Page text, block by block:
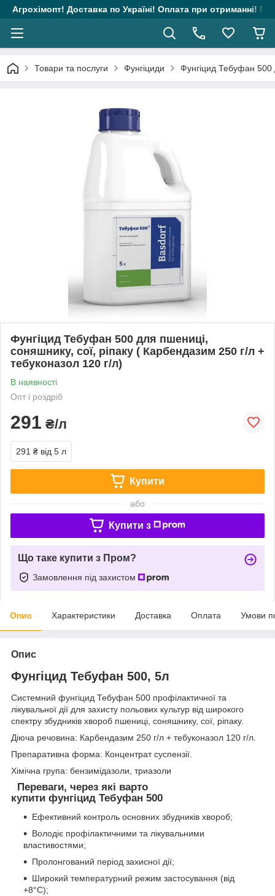
Агрохімопт! Доставка по Україні! Оплата при отриманні!
Товари та послуги Фунгіциди Фунгіцид Тебуфан 500
Фунгіцид Тебуфан 500 для пшениці,
соняшнику, сої, ріпаку ( Карбендазим 250 г/л +
тебуконазол 120 г/л)
В наявності
Опт і роздріб
291 ₴/л
291 ₴ від 5 л
Купити
або
Купити з
Що таке купити з Пром?
Замовлення під захистом
Опис Характеристики Доставка Оплата Умови
Опис
Фунгіцид Тебуфан 500, 5л
Системний фунгіцид Тебуфан 500 профілактичної та
лікувальної дії для захисту польових культур від широкого
спектру збудників хвороб пшениці, соняшнику, сої, ріпаку.
Діюча речовина: Карбендазим 250 г/л + тебуконазол 120 г/л.
Препаративна форма: Концентрат суспензії.
Хімічна група: бензимідазоли, триазоли
Переваги, через які варто
купити фунгіцид Тебуфан 500
Ефективний контроль основних збудників хвороб;
Володіє профілактичними та лікувальними
властивостями;
Пролонгований період захисної дії;
Широкий температурний режим застосування (від
+8°С);